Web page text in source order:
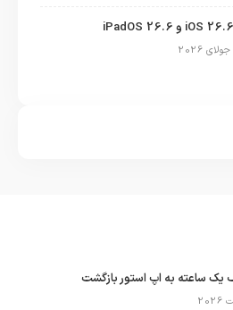
یک ساعته به اپ استور بازگشت